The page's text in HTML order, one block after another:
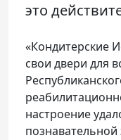
это
«Кондитерские
свои двери для
настроение
познавательной